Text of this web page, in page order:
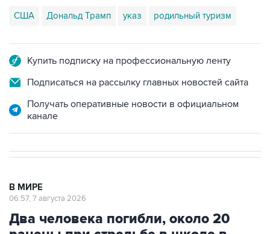
Подписаться на рассылку главных новостей сайта
Получать оперативные новости в официальном
Два человека погибли, около 20
ранены при стрельбе в школе в
Таиланде